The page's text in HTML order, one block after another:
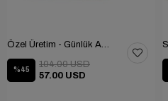
%45
57.00 USD
104.00 USD